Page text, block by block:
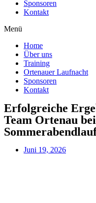
Sponsoren
Kontakt
Menü
Home
Über uns
Training
Ortenauer Laufnacht
Sponsoren
Kontakt
Erfolgreiche
Team Ortenau
Juni 19, 2026